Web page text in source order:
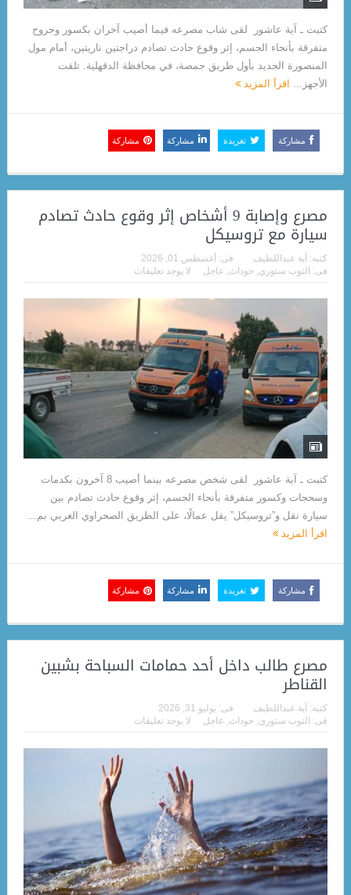
كتبت ـ آية عاشور لقى شاب مصرعه فيما أصيب آخران بكسور وجروح
متفرقة بأنحاء الجسم، إثر وقوع حادث تصادم دراجتين ناريتين، أمام مول
المنصورة الجديد بأول طريق جمصة، في محافظة الدقهلية. تلقت
الأجهز... اقرأ المزيد
مشاركة تغريدة مشاركة مشاركة
مصرع وإصابة 9 أشخاص إثر وقوع حادث تصادم
سيارة مع تروسيكل
كتبه: آية عبداللطيف فى: أغسطس 01, 2026
فى: التوب ستوري, حوداث, عاجل لا يوجد تعليقات
كتبت ـ آية عاشور لقى شخص مصرعه بينما أصيب 8 آخرون بكدمات
وسحجات وكسور متفرقة بأنحاء الجسم، إثر وقوع حادث تصادم بين
سيارة نقل و”تروسيكل” يقل عمالًا، على الطريق الصحراوي الغربي بم...
اقرأ المزيد
مشاركة تغريدة مشاركة مشاركة
مصرع طالب داخل أحد حمامات السباحة بشبين
القناطر
كتبه: آية عبداللطيف فى: يوليو 31, 2026
فى: التوب ستوري, حوداث, عاجل لا يوجد تعليقات